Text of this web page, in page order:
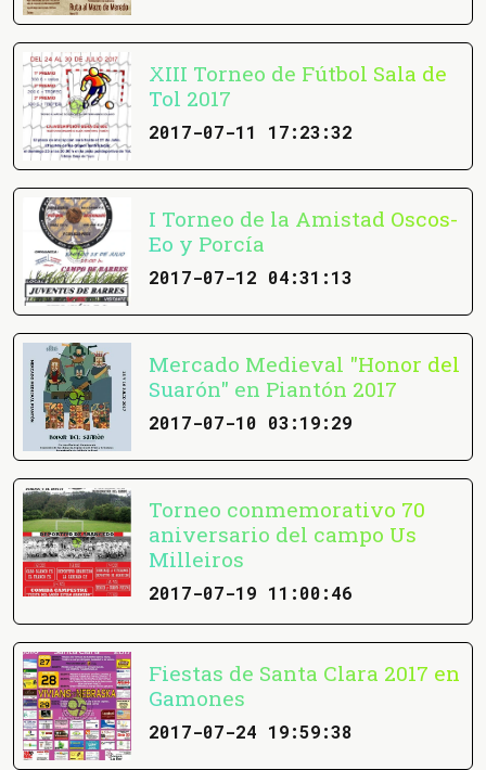
XIII Torneo de Fútbol Sala de
Tol 2017
2017-07-11 17:23:32
I Torneo de la Amistad Oscos-
Eo y Porcía
2017-07-12 04:31:13
Mercado Medieval "Honor del
Suarón" en Piantón 2017
2017-07-10 03:19:29
Torneo conmemorativo 70
aniversario del campo Us
Milleiros
2017-07-19 11:00:46
Fiestas de Santa Clara 2017 en
Gamones
2017-07-24 19:59:38